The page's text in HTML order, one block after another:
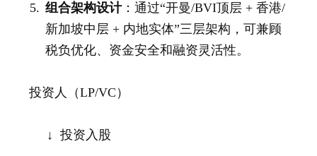
组合架构设计：通过“开曼/BVI顶层 + 香港/
新加坡中层 + 内地实体”三层架构，可兼顾
税负优化、资金安全和融资灵活性。
投资人（LP/VC）
↓ 投资入股